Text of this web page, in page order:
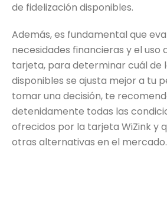
de fidelización disponibles.
Además, es fundamental que
necesidades financieras y el uso
tarjeta, para determinar cuál de
disponibles se ajusta mejor a tu
tomar una decisión, te
detenidamente todas las
ofrecidos por la tarjeta WiZink y
otras alternativas en el mercado.